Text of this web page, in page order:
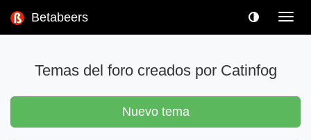
Betabeers
Temas del foro creados por Catinfog
Nuevo tema